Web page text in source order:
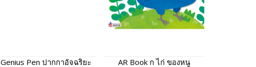
Genius Pen ปากกาอัจฉริยะ
AR Book ก ไก่ ของหนู